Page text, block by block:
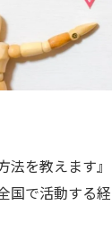
法を教えます』
国で活動する